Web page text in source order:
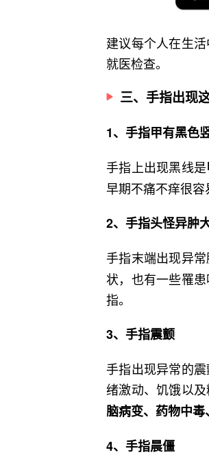
建议每个人在生
就医检查。
三、手指出现
1、手指甲有黑色
手指上出现黑线是
早期不痛不痒很容
2、手指头怪异肿
手指末端出现异
状，也有一些罹
指。
3、手指震颤
手指出现异常的
绪激动、饥饿以
脑病变、药物中毒
4、手指晨僵